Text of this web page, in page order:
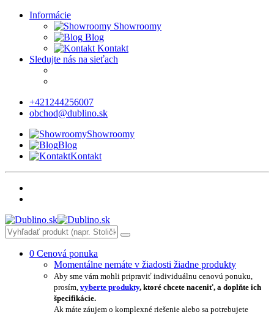
Informácie
Showroomy
Blog
Kontakt
Sledujte nás na sieťach
+421244256007
obchod@dublino.sk
Showroomy
Blog
Kontakt
0 Cenová ponuka
Momentálne nemáte v žiadosti žiadne produkty
Aby sme vám mohli pripraviť individuálnu cenovú ponuku,
prosím, vyberte produkty, ktoré chcete naceniť, a doplňte ich
špecifikácie.
Ak máte záujem o komplexné riešenie alebo sa potrebujete